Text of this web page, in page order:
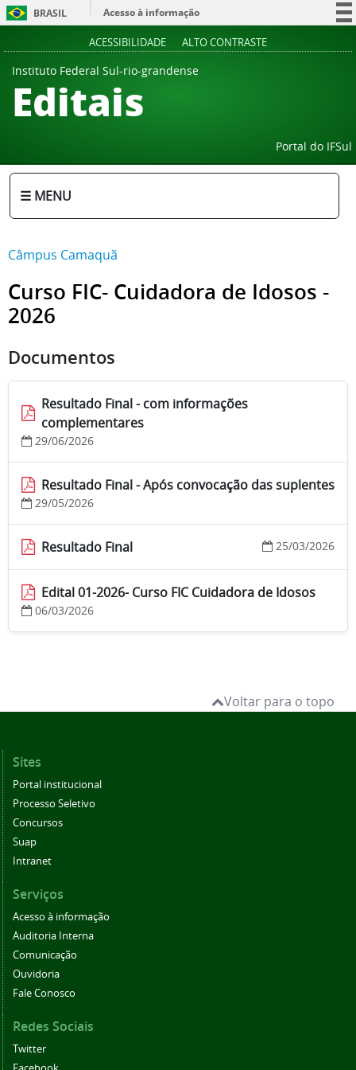
BRASIL
Acesso à informação
ACESSIBILIDADE ALTO CONTRASTE
Instituto Federal Sul-rio-grandense
Editais
Portal do IFSul
☰ MENU
Câmpus Camaquã
Curso FIC- Cuidadora de Idosos -
2026
Documentos
Resultado Final - com informações
complementares
29/06/2026
Resultado Final - Após convocação das suplentes
29/05/2026
Resultado Final 25/03/2026
Edital 01-2026- Curso FIC Cuidadora de Idosos
06/03/2026
Voltar para o topo
Sites
Portal institucional
Processo Seletivo
Concursos
Suap
Intranet
Serviços
Acesso à informação
Auditoria Interna
Comunicação
Ouvidoria
Fale Conosco
Redes Sociais
Twitter